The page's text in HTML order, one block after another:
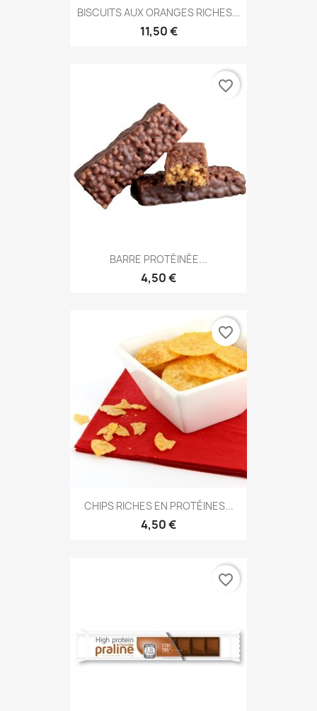
BISCUITS AUX ORANGES RICHES...
11,50 €
BARRE PROTÉINÉE...
4,50 €
favorite_border
CHIPS RICHES EN PROTÉINES...
4,50 €
favorite_border
favorite_border